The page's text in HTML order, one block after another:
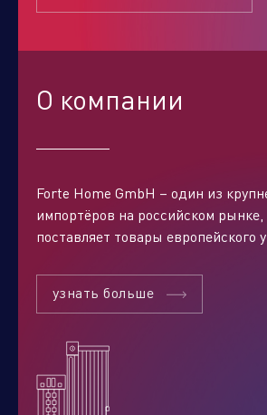
О компании
Forte Home GmbH – один из
импортёров на российском
поставляет товары европейского
узнать больше